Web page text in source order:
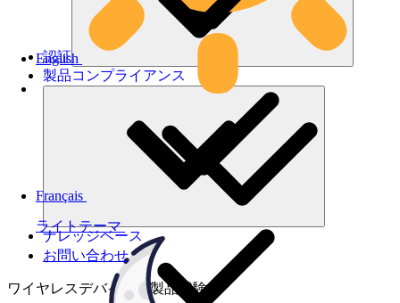
ライトテーマ
English
Français
認証
製品コンプライアンス
ナレッジベース
お問い合わせ
ワイヤレスデバイスの製品試験